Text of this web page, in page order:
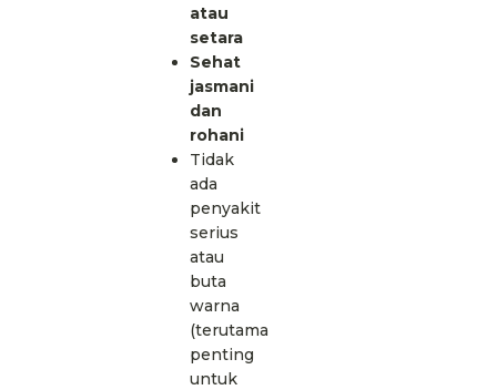
atau
setara
Sehat
jasmani
dan
rohani
Tidak
ada
penyakit
serius
atau
buta
warna
(terutama
penting
untuk